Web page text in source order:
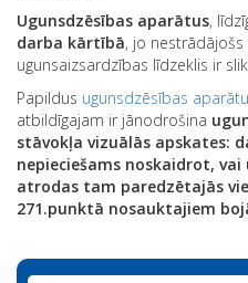
Ugunsdzēsības aparātus,
darba kārtībā, jo
ugunsaizsardzības līdzeklis ir
Papildus ugunsdzēsības
atbildīgajam ir jānodrošina
stāvokļa vizuālās apskates:
nepieciešams noskaidrot,
atrodas tam paredzētajās
271.punktā nosauktajiem